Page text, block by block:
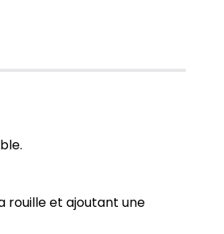
rouille et ajoutant une